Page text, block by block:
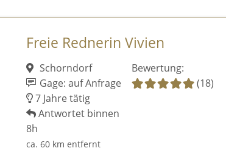
Freie Rednerin Vivien
Schorndorf
Gage: auf Anfrage
7 Jahre tätig
Antwortet binnen
8h
ca. 60 km entfernt
Bewertung:
(18)